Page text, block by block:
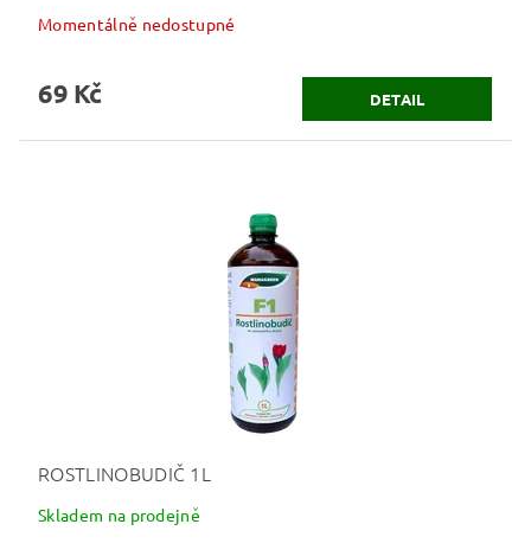
Momentálně nedostupné
69 Kč DETAIL
ROSTLINOBUDIČ 1L
Skladem na prodejně